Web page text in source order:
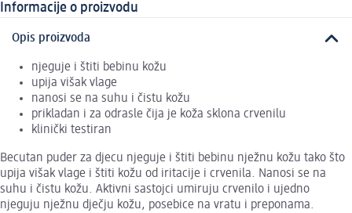
Informacije o proizvodu
Opis proizvoda
njeguje i štiti bebinu kožu
upija višak vlage
nanosi se na suhu i čistu kožu
prikladan i za odrasle čija je koža sklona crvenilu
klinički testiran
Becutan puder za djecu njeguje i štiti bebinu nježnu kožu tako što
upija višak vlage i štiti kožu od iritacije i crvenila. Nanosi se na
suhu i čistu kožu. Aktivni sastojci umiruju crvenilo i ujedno
njeguju nježnu dječju kožu, posebice na vratu i preponama.